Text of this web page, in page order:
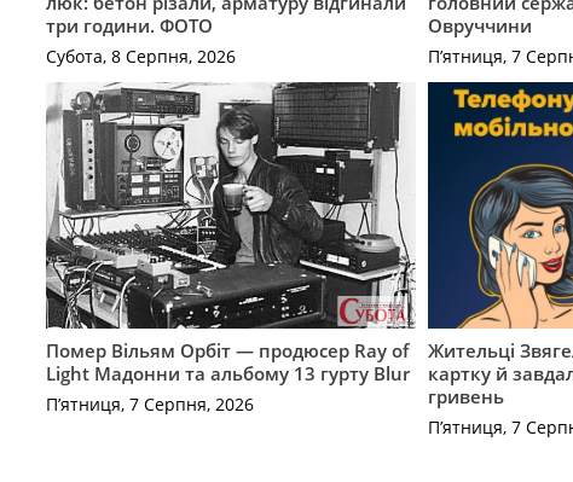
три години. ФОТО
Субота, 8 Серпня, 2026
Овруччини
П’ятниця, 7
Помер Вільям Орбіт — продюсер Ray of
Light Мадонни та альбому 13 гурту Blur
П’ятниця, 7 Серпня, 2026
Жительці
картку й
гривень
П’ятниця, 7